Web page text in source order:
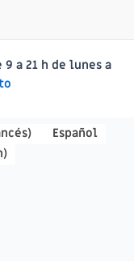
9 a 21 h de lunes a
)
Español
)